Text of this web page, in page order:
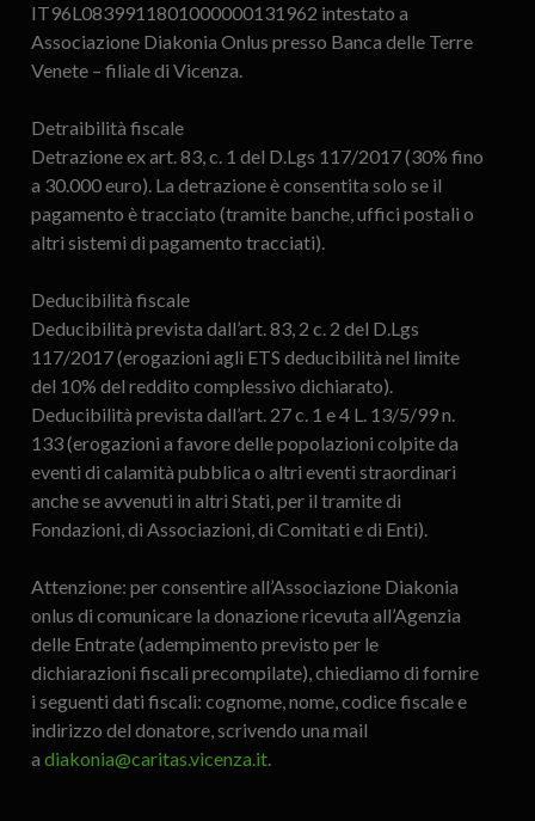
IT96L0839911801000000131962 intestato a
Associazione Diakonia Onlus presso Banca delle Terre
Venete – filiale di Vicenza.
Detraibilità fiscale
Detrazione ex art. 83, c. 1 del D.Lgs 117/2017 (30% fino
a 30.000 euro). La detrazione è consentita solo se il
pagamento è tracciato (tramite banche, uffici postali o
altri sistemi di pagamento tracciati).
Deducibilità fiscale
Deducibilità prevista dall’art. 83, 2 c. 2 del D.Lgs
117/2017 (erogazioni agli ETS deducibilità nel limite
del 10% del reddito complessivo dichiarato).
Deducibilità prevista dall’art. 27 c. 1 e 4 L. 13/5/99 n.
133 (erogazioni a favore delle popolazioni colpite da
eventi di calamità pubblica o altri eventi straordinari
anche se avvenuti in altri Stati, per il tramite di
Fondazioni, di Associazioni, di Comitati e di Enti).
Attenzione: per consentire all’Associazione Diakonia
onlus di comunicare la donazione ricevuta all’Agenzia
delle Entrate (adempimento previsto per le
dichiarazioni fiscali precompilate), chiediamo di fornire
i seguenti dati fiscali: cognome, nome, codice fiscale e
indirizzo del donatore, scrivendo una mail
a diakonia@caritas.vicenza.it.